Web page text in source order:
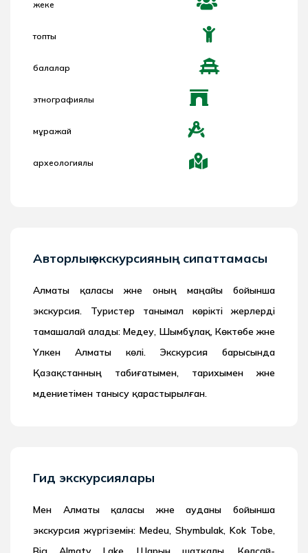
жеке
топтық
балалар
этнографиялық
мұражай
археологиялық
Авторлық экскурсияның сипаттамасы
Алматы қаласы және оның маңайы бойынша
экскурсия. Туристер танымал көрікті жерлерді
тамашалай алады: Медеу, Шымбұлақ, Көктөбе және
Үлкен Алматы көлі. Экскурсия барысында
Қазақстанның табиғатымен, тарихымен және
мәдениетімен танысу қарастырылған.
Гид экскурсиялары
Мен Алматы қаласы және ауданы бойынша
экскурсия жүргіземін: Medeu, Shymbulak, Kok Tobe,